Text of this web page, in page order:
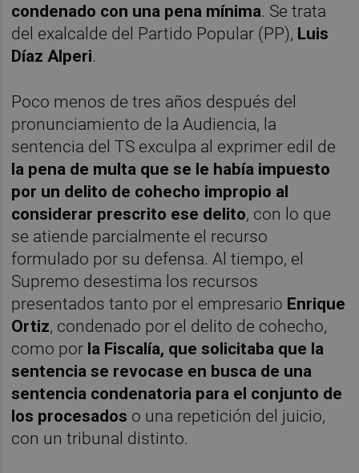
condenado con una pena mínima. Se trata
del exalcalde del Partido Popular (PP), Luis
Díaz Alperi.
Poco menos de tres años después del
pronunciamiento de la Audiencia, la
sentencia del TS exculpa al exprimer edil de
la pena de multa que se le había impuesto
por un delito de cohecho impropio al
considerar prescrito ese delito, con lo que
se atiende parcialmente el recurso
formulado por su defensa. Al tiempo, el
Supremo desestima los recursos
presentados tanto por el empresario Enrique
Ortiz, condenado por el delito de cohecho,
como por la Fiscalía, que solicitaba que la
sentencia se revocase en busca de una
sentencia condenatoria para el conjunto de
los procesados o una repetición del juicio,
con un tribunal distinto.